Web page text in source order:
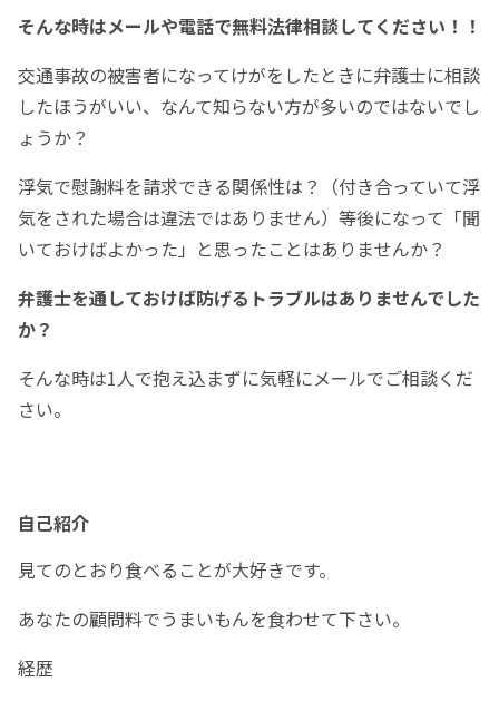
そんな時はメールや電話で無料法律相談してください！！
交通事故の被害者になってけがをしたときに弁護士に相談
したほうがいい、なんて知らない方が多いのではないでし
ょうか？
浮気で慰謝料を請求できる関係性は？（付き合っていて浮
気をされた場合は違法ではありません）等後になって「聞
いておけばよかった」と思ったことはありませんか？
弁護士を通しておけば防げるトラブルはありませんでした
か？
そんな時は1人で抱え込まずに気軽にメールでご相談くだ
さい。
自己紹介
見てのとおり食べることが大好きです。
あなたの顧問料でうまいもんを食わせて下さい。
経歴